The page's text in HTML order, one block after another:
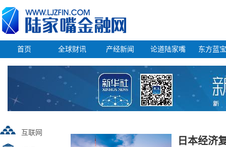
首页 全球财讯 产经新闻 论道陆家嘴 东方蓝
互联网
日本经济